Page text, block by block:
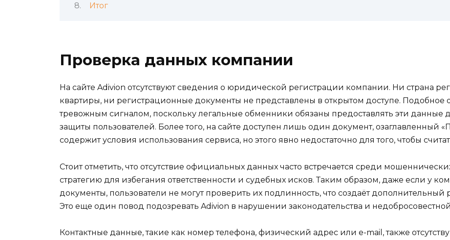
Итог
Проверка данных компании
На сайте Adivion отсутствуют сведения о юридической регистрации компании. Ни страна
квартиры, ни регистрационные документы не представлены в открытом доступе. Подобное
тревожным сигналом, поскольку легальные обменники обязаны предоставлять эти данные
защиты пользователей. Более того, на сайте доступен лишь один документ, озаглавленный
содержит условия использования сервиса, но этого явно недостаточно для того, чтобы
Стоит отметить, что отсутствие официальных данных часто встречается среди
стратегию для избегания ответственности и судебных исков. Таким образом, даже если у
документы, пользователи не могут проверить их подлинность, что создаёт
Это еще один повод подозревать Adivion в нарушении законодательства и
Контактные данные, такие как номер телефона, физический адрес или e-mail, также